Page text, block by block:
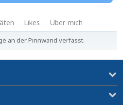
Likes Über mich
an der Pinnwand verfasst.